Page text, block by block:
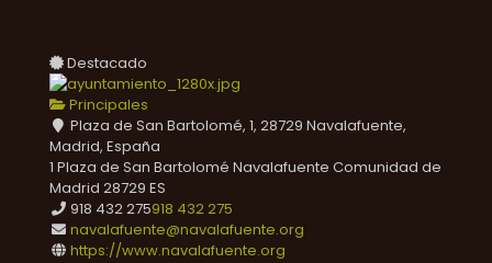
Destacado
Principales
Plaza de San Bartolomé, 1, 28729 Navalafuente,
Madrid, España
1 Plaza de San Bartolomé Navalafuente Comunidad de
Madrid 28729 ES
918 432 275918 432 275
navalafuente@navalafuente.org
https://www.navalafuente.org